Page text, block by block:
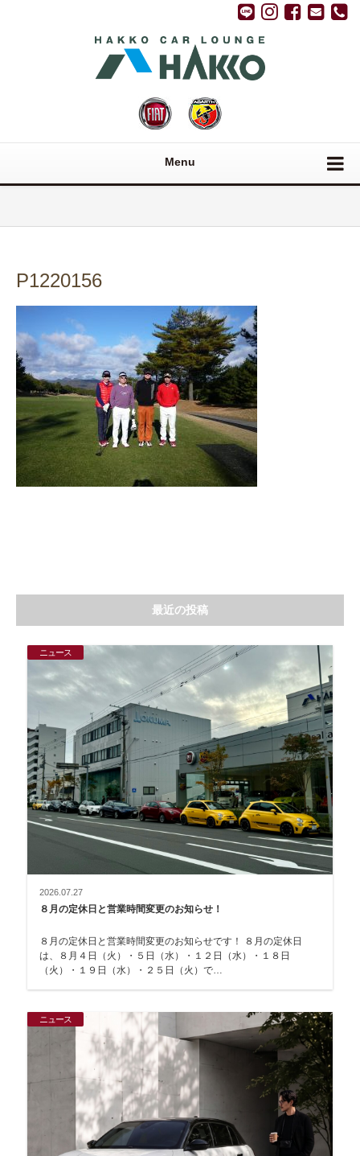
Menu
P1220156
最近の投稿
ニュース
2026.07.27
８月の定休日と営業時間変更のお知らせ！
８月の定休日と営業時間変更のお知らせです！ ８月の定休日
は、８月４日（火）・５日（水）・１２日（水）・１８日
（火）・１９日（水）・２５日（火）で…
ニュース